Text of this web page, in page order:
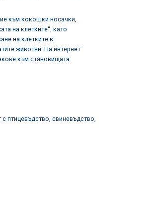
към кокошки носачки,
на клетките“, като
на клетките в
животни. На интернет
към становищата:
птицевъдство, свиневъдство,